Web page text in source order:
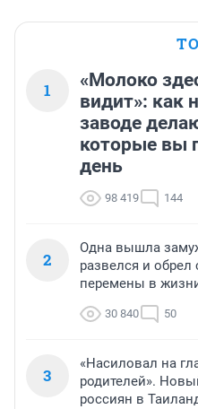
1
«Молоко
видит»: как
заводе
которые вы
день
98 419 144
2
Одна вышла
развелся и
перемены в
30 840 50
3
«Насиловал на
родителей».
россиян в